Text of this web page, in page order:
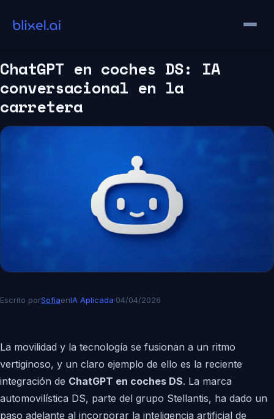
contenido
ChatGPT en coches DS: IA
conversacional en la
carretera
Escrito porSofiaenIA Aplicada·04/04/2026
La movilidad y la tecnología se fusionan a un ritmo
vertiginoso, y un claro ejemplo de ello es la reciente
integración de ChatGPT en coches DS. La marca
automovilística DS, parte del grupo Stellantis, ha dado un
paso adelante al incorporar la inteligencia artificial de